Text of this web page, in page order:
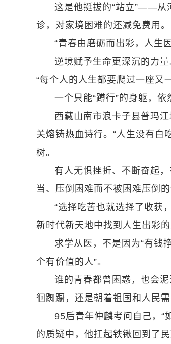
这是他挺拔的“站立”——从
诊，对家境困难的还减免费用。
“青春由磨砺而出彩，人生
逆境赋予生命更深沉的力
“每个人的人生都要爬过一座又
一个只能“蹲行”的身躯，
西藏山南市浪卡子县普玛
关熔铸热血诗行。“人生没有白
树。
有人无惧挫折、不断奋起
当、压倒困难而不被困难压倒
“选择吃苦也就选择了收获
新时代新天地中找到人生出彩的
求学从医，不是因为“有钱
个有价值的人”。
谁的青春都曾困惑，也会
徊踟蹰，还是朝着祖国和人民
95后青年仲麟考问自己，“
的质疑中，他扛起铁锹回到了